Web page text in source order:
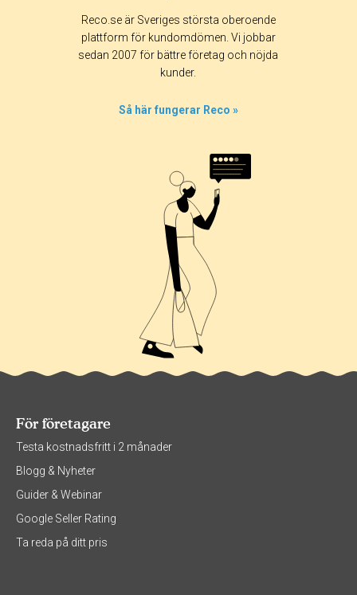
365 dagar 90 dagar
30 dagar
Reco.se är Sveriges största oberoende
plattform för kundomdömen. Vi jobbar
sedan 2007 för bättre företag och nöjda
kunder.
Så här fungerar Reco »
För företagare
Testa kostnadsfritt i 2 månader
Blogg & Nyheter
Guider & Webinar
Google Seller Rating
Ta reda på ditt pris